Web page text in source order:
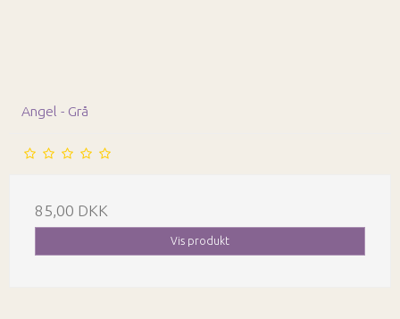
Angel - Grå
85,00 DKK
Vis produkt